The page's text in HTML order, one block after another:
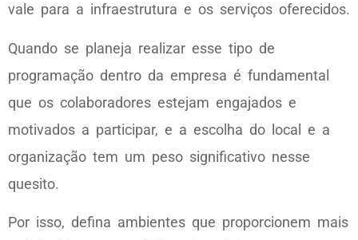
vale para a infraestrutura e os serviços oferecidos.
Quando se planeja realizar esse tipo de
programação dentro da empresa é fundamental
que os colaboradores estejam engajados e
motivados a participar, e a escolha do local e a
organização tem um peso significativo nesse
quesito.
Por isso, defina ambientes que proporcionem mais